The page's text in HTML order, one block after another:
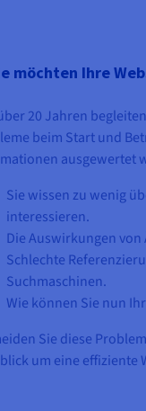
möchten Ihre
20 Jahren
beim Start und
ausgewertet
Sie wissen zu wenig
interessieren.
Die Auswirkungen
Schlechte
Suchmaschinen.
Wie können Sie nun
Sie diese
um eine effiziente